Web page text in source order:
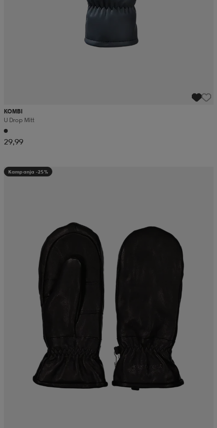
KOMBI
U Drop Mitt
29,99
Kampanja -25%